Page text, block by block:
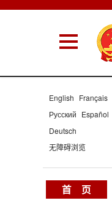
English Français
Русский Español
Deutsch
无障碍浏览
首 页